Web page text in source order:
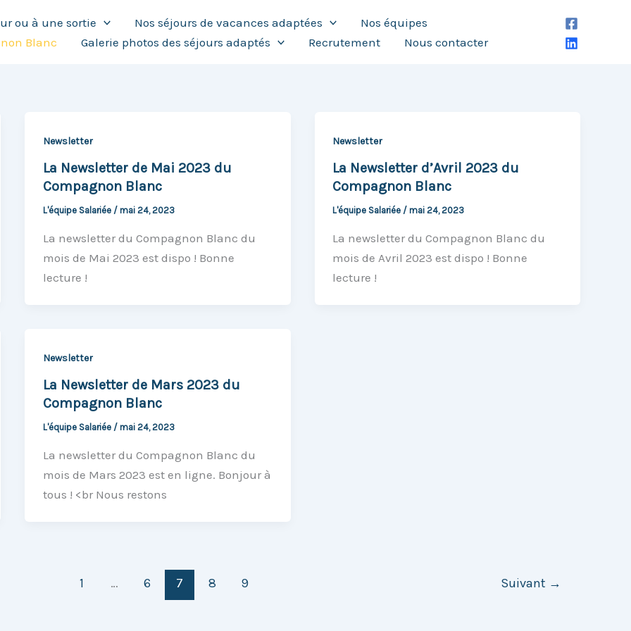
ou à une sortie Nos séjours de vacances adaptées
Nos équipes
Blanc
Galerie photos des séjours adaptés Recrutement Nous contacter
Newsletter
La Newsletter de Mai 2023 du
Compagnon Blanc
L'équipe Salariée / mai 24, 2023
La newsletter du Compagnon Blanc du
mois de Mai 2023 est dispo ! Bonne
lecture !
Newsletter
La Newsletter d’Avril 2023 du
Compagnon Blanc
L'équipe Salariée /mai 24, 2023
La newsletter du Compagnon Blanc du
mois de Avril 2023 est dispo ! Bonne
lecture !
Newsletter
La Newsletter de Mars 2023 du
Compagnon Blanc
L'équipe Salariée / mai 24, 2023
La newsletter du Compagnon Blanc du
mois de Mars 2023 est en ligne. Bonjour à
tous ! <br Nous restons
1 … 6 7 8 9 Suivant →